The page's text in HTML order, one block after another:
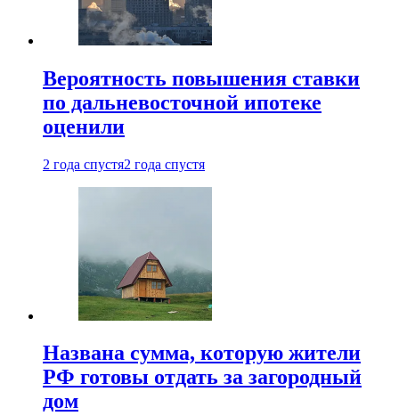
Вероятность повышения ставки
по дальневосточной ипотеке
оценили
2 года спустя2 года спустя
Названа сумма, которую жители
РФ готовы отдать за загородный
дом